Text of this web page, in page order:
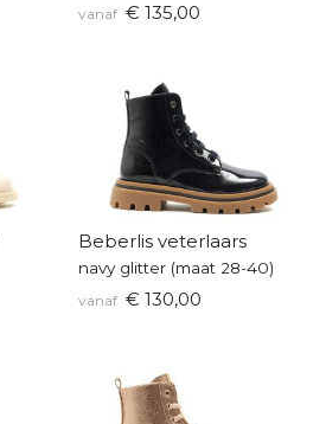
vanaf € 135,00
Beberlis veterlaars
navy glitter (maat 28-40)
vanaf € 130,00